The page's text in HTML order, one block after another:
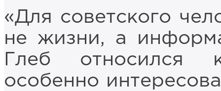
«Для советского
не жизни, а
Глеб относился
особенно